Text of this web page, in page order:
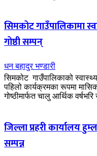
सिमकोट गाउँपालिकामा
गोष्ठी सम्पन्
धन बहादुर भण्डारी
सिमकोट गाउँपालिकाको
पहिलो कार्यक्रमका रूपमा
गोष्ठीमार्फत चालु आर्थिक
जिल्ला प्रहरी कार्यालय
सम्पन्न